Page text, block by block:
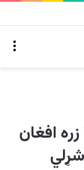
ایران د روان کال له پيله۳۰ زره افغان